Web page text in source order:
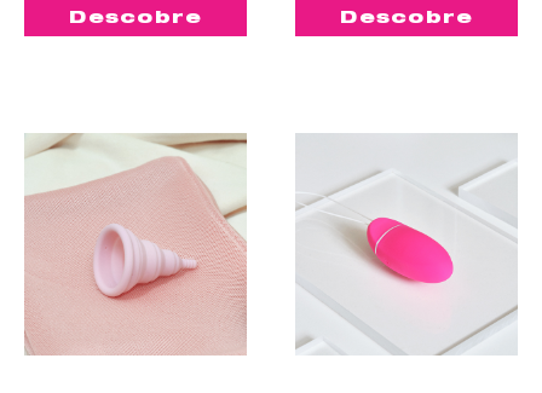
Descobre Descobre